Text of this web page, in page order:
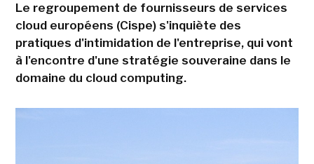
Le regroupement de fournisseurs de services
cloud européens (Cispe) s'inquiète des
pratiques d'intimidation de l'entreprise, qui vont
à l'encontre d'une stratégie souveraine dans le
domaine du cloud computing.